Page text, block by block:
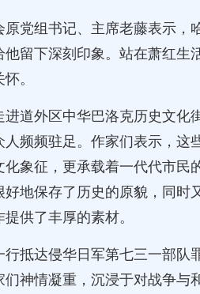
原党组书记、主席老藤表示，
留下深刻印象。站在萧红生
。
进道外区中华巴洛克历史文化
频频驻足。作家们表示，这
化象征，更承载着一代代市民
地保存了历史的原貌，同时
供了丰厚的素材。
行抵达侵华日军第七三一部队
们神情凝重，沉浸于对战争与